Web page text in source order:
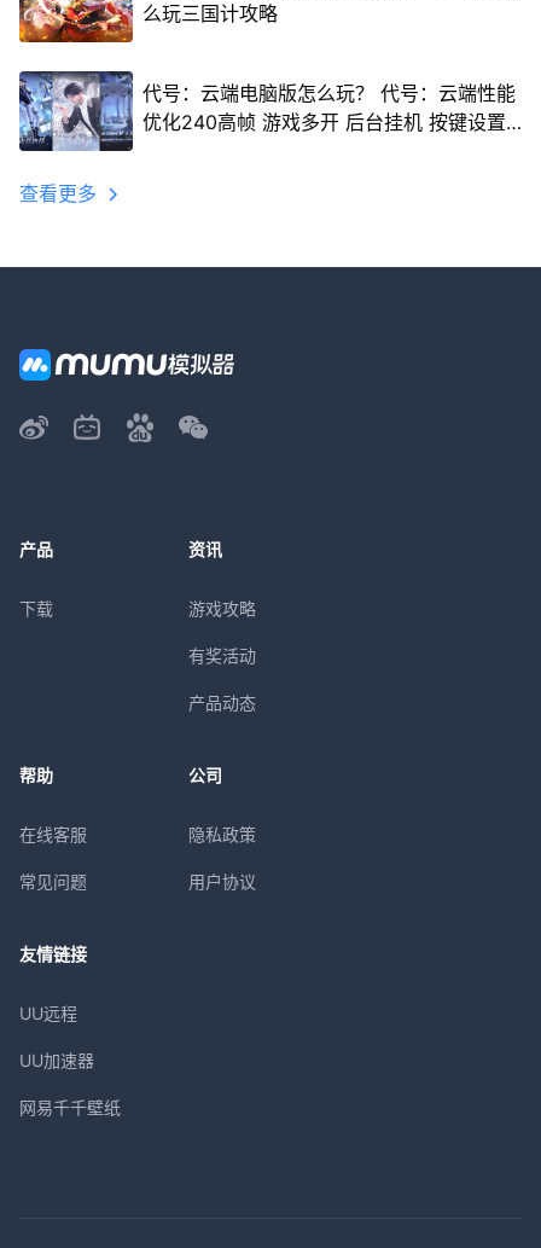
么玩三国计攻略
代号：云端电脑版怎么玩？ 代号：云端性能
优化240高帧 游戏多开 后台挂机 按键设置
查看更多
产品
下载
资讯
游戏攻略
有奖活动
产品动态
帮助
在线客服
常见问题
公司
隐私政策
用户协议
友情链接
UU远程
UU加速器
网易千千壁纸